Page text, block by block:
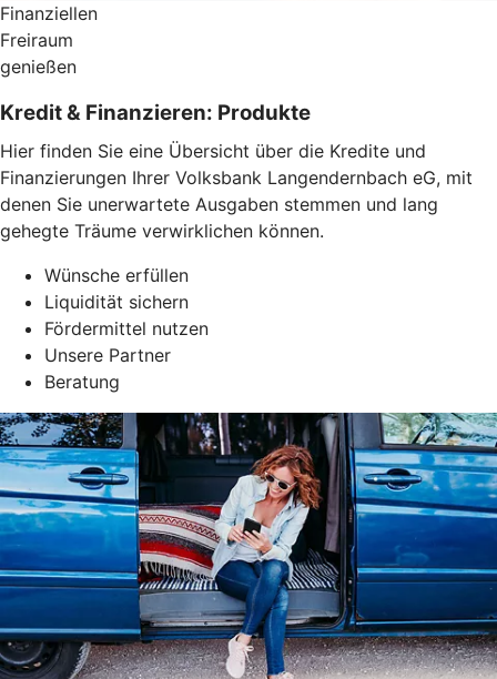
Finanziellen
Freiraum
genießen
Kredit & Finanzieren: Produkte
Hier finden Sie eine Übersicht über die Kredite und
Finanzierungen Ihrer Volksbank Langendernbach eG, mit
denen Sie unerwartete Ausgaben stemmen und lang
gehegte Träume verwirklichen können.
Wünsche erfüllen
Liquidität sichern
Fördermittel nutzen
Unsere Partner
Beratung